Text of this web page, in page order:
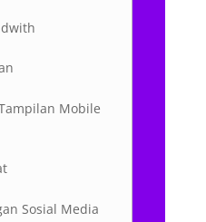
Mobile
Sosial Media